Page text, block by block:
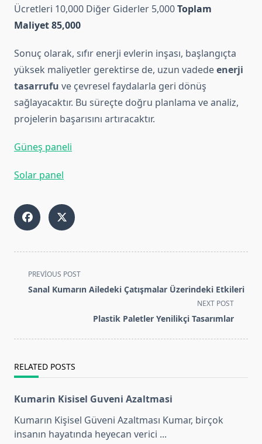
Ücretleri 10,000 Diğer Giderler 5,000Toplam
Maliyet85,000
Sonuç olarak, sıfır enerji evlerin inşası, başlangıçta
yüksek maliyetler gerektirse de, uzun vadedeenerji
tasarrufu ve çevresel faydalarla geri dönüş
sağlayacaktır. Bu süreçte doğru planlama ve analiz,
projelerin başarısını artıracaktır.
Güneş paneli
Solar panel
<span
class="nav-
text">Page</span>
PREVIOUS POST
Sanal Kumarın Ailedeki Çatışmalar Üzerindeki Etkileri
NEXT POST
Plastik Paletler Yenilikçi Tasarımlar
RELATED POSTS
Kumarin Kisisel Guveni Azaltmasi
Kumarın Kişisel Güveni Azaltması Kumar, birçok
insanın hayatında heyecan verici ...